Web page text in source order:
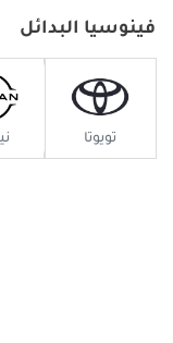
فينوسيا البدائل
تويوتا